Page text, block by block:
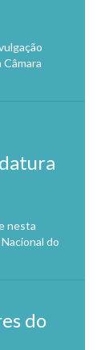
Câmara
nesta
do
do